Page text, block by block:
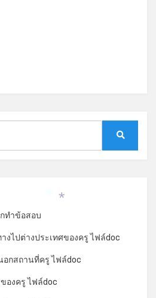
ทำข้อสอบ
ไปต่างประเทศของครู ไฟล์doc
กสถานที่ครู ไฟล์doc
องครู ไฟล์doc